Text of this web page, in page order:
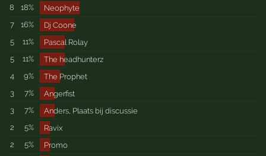
8 18%
Neophyte
7
16%
Dj Coone
5
11%
Pascal Rolay
5
11%
The headhunterz
4
9%
The Prophet
3
7%
Angerfist
3
7%
Anders, Plaats bij discussie
2
5%
Ravix
2
5%
Promo